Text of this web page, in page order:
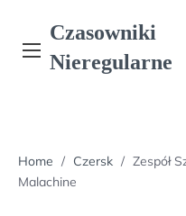
content
Czasowniki
Nieregularne
Home / Czersk / Zespół
Malachine